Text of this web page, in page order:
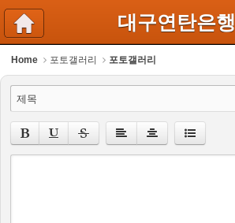
대구연탄은행
Home 포토갤러리 포토갤러리
제목